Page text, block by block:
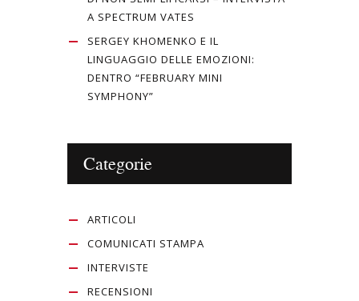
A SPECTRUM VATES
SERGEY KHOMENKO E IL
LINGUAGGIO DELLE EMOZIONI:
DENTRO “FEBRUARY MINI
SYMPHONY”
Categorie
ARTICOLI
COMUNICATI STAMPA
INTERVISTE
RECENSIONI